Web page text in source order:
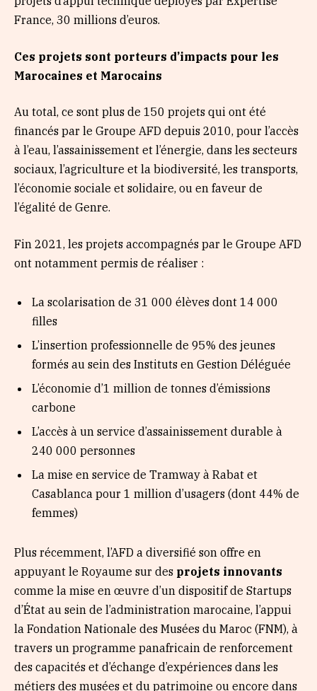
France, 30 millions d’euros.
Ces projets sont porteurs d’impacts pour les
Marocaines et Marocains
Au total, ce sont plus de 150 projets qui ont été
financés par le Groupe AFD depuis 2010, pour l’accès
à l’eau, l’assainissement et l’énergie, dans les secteurs
sociaux, l’agriculture et la biodiversité, les transports,
l’économie sociale et solidaire, ou en faveur de
l’égalité de Genre.
Fin 2021, les projets accompagnés par le Groupe AFD
ont notamment permis de réaliser :
La scolarisation de 31 000 élèves dont 14 000
filles
L’insertion professionnelle de 95% des jeunes
formés au sein des Instituts en Gestion Déléguée
L’économie d’1 million de tonnes d’émissions
carbone
L’accès à un service d’assainissement durable à
240 000 personnes
La mise en service de Tramway à Rabat et
Casablanca pour 1 million d’usagers (dont 44% de
femmes)
Plus récemment, l’AFD a diversifié son offre en
appuyant le Royaume sur des projets innovants
comme la mise en œuvre d’un dispositif de Startups
d’État au sein de l’administration marocaine, l’appui
la Fondation Nationale des Musées du Maroc (FNM), à
travers un programme panafricain de renforcement
des capacités et d’échange d’expériences dans les
métiers des musées et du patrimoine ou encore dans